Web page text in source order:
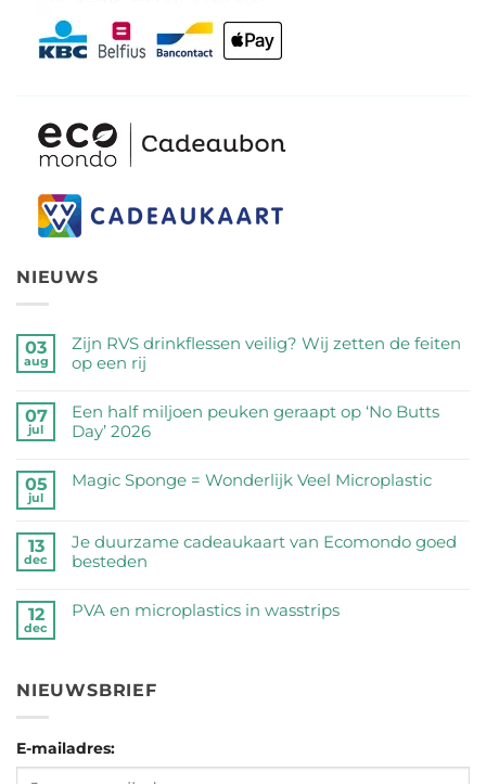
NIEUWS
03
aug
Zijn RVS drinkflessen veilig? Wij zetten de feiten
op een rij
reacties
op
Zijn
drinkflessen
zetten
de
op
een
07
jul
Een half miljoen peuken geraapt op ‘No Butts
Day’ 2026
reacties
half
miljoen
peuken
op
2026
05
jul
Magic Sponge = Wonderlijk Veel Microplastic
op
Magic
=
Wonderlijk
13
dec
Je duurzame cadeaukaart van Ecomondo goed
besteden
reacties
cadeaukaart
van
goed
besteden
12
dec
PVA en microplastics in wasstrips
PVA
in
wasstrips
NIEUWSBRIEF
E-mailadres: